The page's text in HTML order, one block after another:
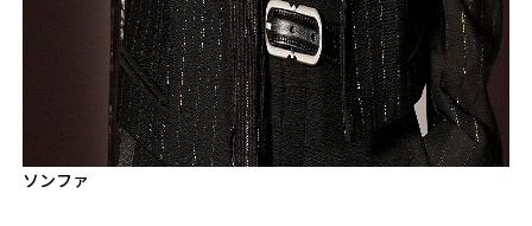
ソンファ